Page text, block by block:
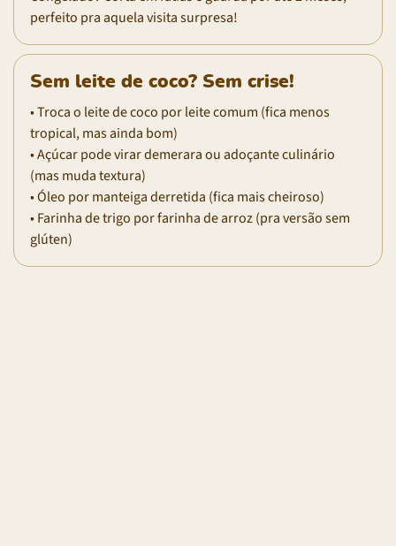
perfeito pra aquela visita surpresa!
Sem leite de coco? Sem crise!
• Troca o leite de coco por leite comum (fica menos
tropical, mas ainda bom)
• Açúcar pode virar demerara ou adoçante culinário
(mas muda textura)
• Óleo por manteiga derretida (fica mais cheiroso)
• Farinha de trigo por farinha de arroz (pra versão sem
glúten)